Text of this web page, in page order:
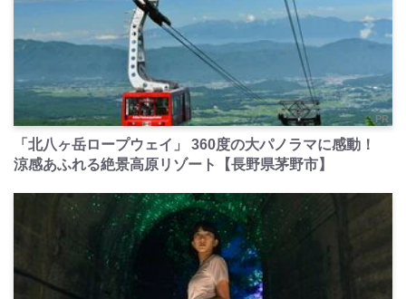
PR
「北八ヶ岳ロープウェイ」 360度の大パノラマに感動！
涼感あふれる絶景高原リゾート【長野県茅野市】